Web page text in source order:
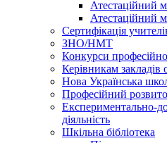
Атестаційний
Атестаційний
Сертифікація
ЗНО/НМТ
Конкурси
Керівникам закладів
Нова Українська
Професійний
Експериментально-
діяльність
Шкільна бібліотека